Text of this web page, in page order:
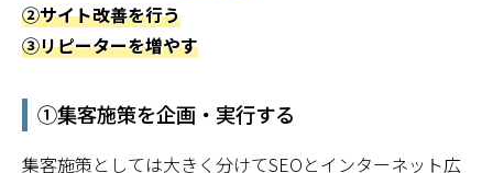
②サイト改善を行う
③リピーターを増やす
①集客施策を企画・実行する
集客施策としては大きく分けてSEOとインターネット広